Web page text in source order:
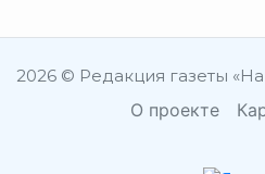
2026 © Редакция газеты
О проекте